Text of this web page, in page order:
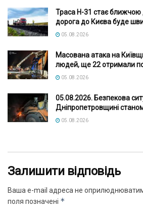
Траса Н-31 стає
дорога до Києва буде
05.08.2026
Масована атака на
людей, ще 22 отримали
05.08.2026
05.08.2026. Безпекова
Дніпропетровщині
05.08.2026
Залишити відповідь
Ваша e-mail адреса не
поля позначені *